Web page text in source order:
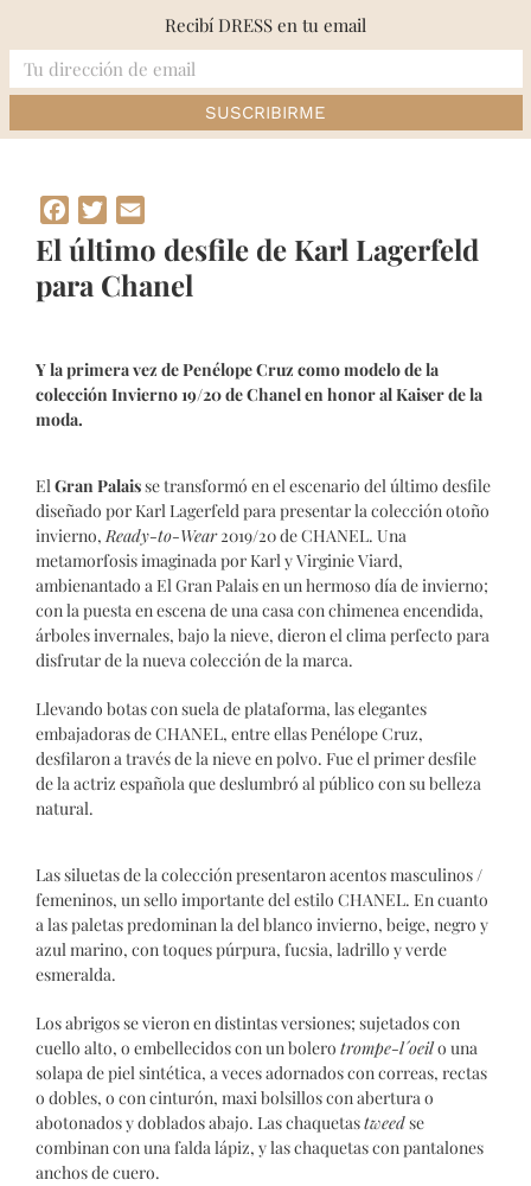
content
El último desfile de Karl Lagerfeld para Chanel
Facebook
Twitter
El último desfile de Karl Lagerfeld
para Chanel
Y la primera vez de Penélope Cruz como modelo de la
colección Invierno 19/20 de Chanel en honor al Kaiser de la
moda.
ElGran Palaisse transformó en el escenario del último desfile
diseñado por Karl Lagerfeld para presentar la colección otoño
invierno,Ready-to-Wear2019/20 de CHANEL. Una
metamorfosis imaginada por Karl y Virginie Viard,
ambienantado a El Gran Palais en un hermoso día de invierno;
con la puesta en escena de una casa con chimenea encendida,
árboles invernales, bajo la nieve, dieron el clima perfecto para
disfrutar de la nueva colección de la marca.
Llevando botas con suela de plataforma, las elegantes
embajadoras de CHANEL, entre ellas Penélope Cruz,
desfilaron a través de la nieve en polvo. Fue el primer desfile
de la actriz española que deslumbró al público con su belleza
natural.
Las siluetas de la colección presentaron acentos masculinos /
femeninos, un sello importante del estilo CHANEL. En cuanto
a las paletas predominan la del blanco invierno, beige, negro y
azul marino, con toques púrpura, fucsia, ladrillo y verde
esmeralda.
Los abrigos se vieron en distintas versiones; sujetados con
cuello alto, o embellecidos con un bolero trompe-l´oeilo una
solapa de piel sintética, a veces adornados con correas, rectas
o dobles, o con cinturón, maxi bolsillos con abertura o
abotonados y doblados abajo. Las chaquetastweedse
combinan con una falda lápiz, y las chaquetas con pantalones
anchos de cuero.
Recibí DRESS en tu email